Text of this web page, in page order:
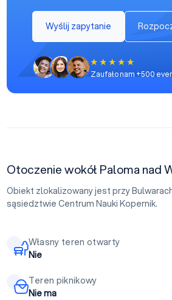
Wyślij zapytanie
Zaufało nam +500
Otoczenie wokół Paloma nad
Obiekt zlokalizowany jest przy
sąsiedztwie Centrum Nauki Kopernik.
Własny teren otwarty
Nie
Teren piknikowy
Nie ma